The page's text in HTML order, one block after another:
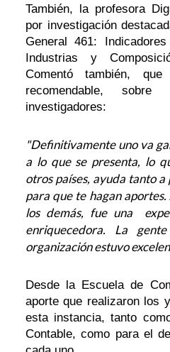
También, la profesora
por investigación
General 461:
Industrias y
Comentó también,
recomendable,
investigadores:
"Definitivamente uno va
a lo que se presenta, lo
otros países, ayuda tanto
para que te hagan
los demás, fue una
enriquecedora. La
organización estuvo
Desde la Escuela de
aporte que realizaron los
esta instancia, tanto
Contable, como para el